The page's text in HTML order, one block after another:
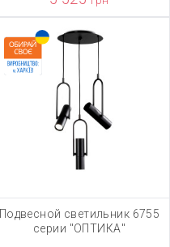
Подвесной светильник 6755
серии "ОПТИКА"